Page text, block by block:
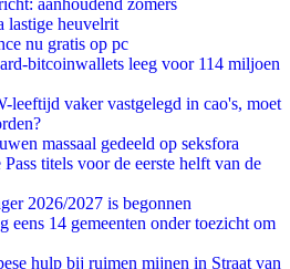
aanhoudend zomers
lastige heuvelrit
nu gratis op pc
bitcoinwallets leeg voor 114 miljoen
leeftijd vaker vastgelegd in cao's, moet
massaal gedeeld op seksfora
titels voor de eerste helft van de
2026/2027 is begonnen
eens 14 gemeenten onder toezicht om
hulp bij ruimen mijnen in Straat van